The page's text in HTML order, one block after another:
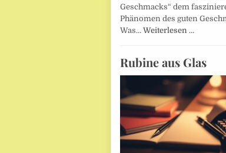
Geschmacks“ dem
Phänomen des guten
Was… Weiterlesen …
Rubine aus Glas